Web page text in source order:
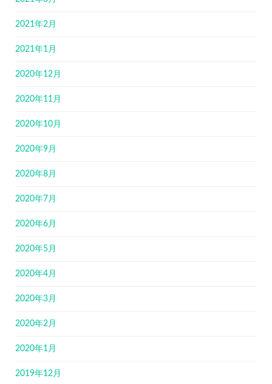
2021年2月
2021年1月
2020年12月
2020年11月
2020年10月
2020年9月
2020年8月
2020年7月
2020年6月
2020年5月
2020年4月
2020年3月
2020年2月
2020年1月
2019年12月